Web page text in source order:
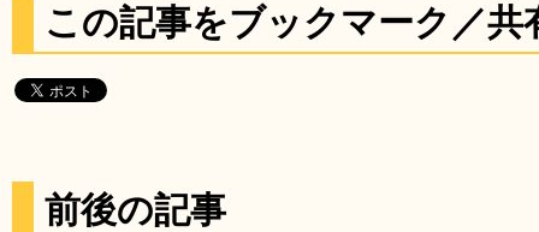
この記事をブックマーク／共
前後の記事